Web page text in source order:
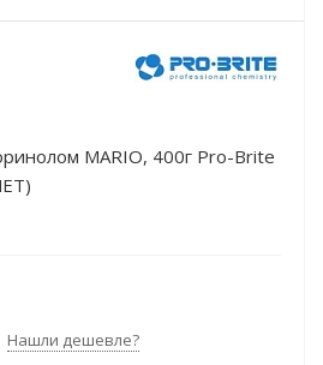
MARIO, 400г Pro-Brite
Нашли дешевле?